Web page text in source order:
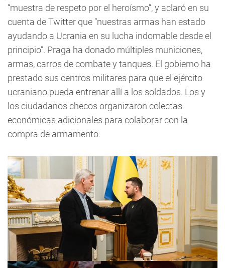
“muestra de respeto por el heroísmo”, y aclaró en su
cuenta de Twitter que “nuestras armas han estado
ayudando a Ucrania en su lucha indomable desde el
principio”. Praga ha donado múltiples municiones,
armas, carros de combate y tanques. El gobierno ha
prestado sus centros militares para que el ejército
ucraniano pueda entrenar allí a los soldados. Los y
los ciudadanos checos organizaron colectas
económicas adicionales para colaborar con la
compra de armamento.